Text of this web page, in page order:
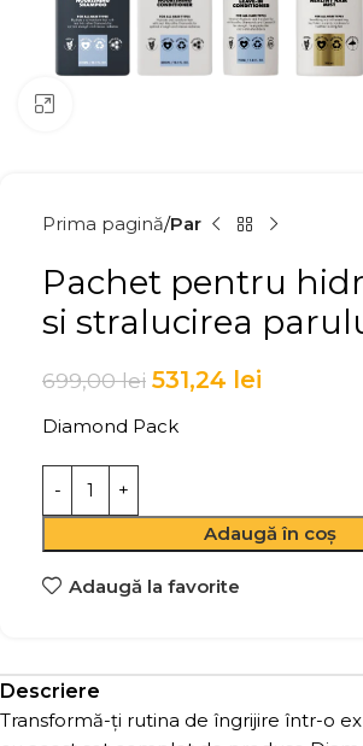
Prima pagină Par
Pachet pentru
si stralucirea
699,00lei 531,24 lei
Diamond Pack
Adaugă în coș
Adaugă la favorite
Descriere
Transformă-ți rutina de îngrijire într-o